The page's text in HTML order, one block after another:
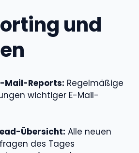
und
Mail-Reports: Regelmäßige
wichtiger E-Mail-
Übersicht: Alle neuen
des Tages